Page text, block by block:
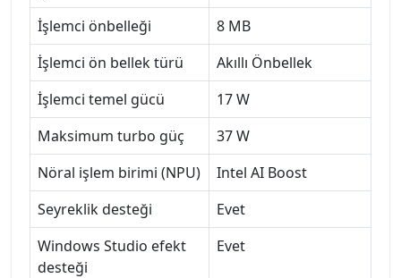
İşlemci önbelleği
8 MB
İşlemci ön bellek türü
Akıllı Önbellek
İşlemci temel gücü
17 W
Maksimum turbo güç
37 W
Nöral işlem birimi (NPU)
Intel AI Boost
Seyreklik desteği
Evet
Windows Studio efekt
desteği
Evet